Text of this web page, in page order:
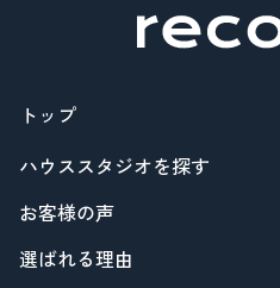
トップ
ハウススタジオを探す
お客様の声
選ばれる理由